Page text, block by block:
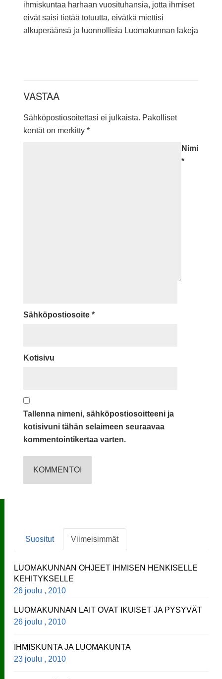
ihmiskuntaa harhaan vuosituhansia, jotta ihmiset
eivät saisi tietää totuutta, eivätkä miettisi
alkuperäänsä ja luonnollisia Luomakunnan lakeja
VASTAA
Sähköpostiosoitettasi ei julkaista. Pakolliset
kentät on merkitty *
Nimi
*
Sähköpostiosoite *
Kotisivu
Tallenna nimeni, sähköpostiosoitteeni ja
kotisivuni tähän selaimeen seuraavaa
kommentointikertaa varten.
Suositut Viimeisimmät
LUOMAKUNNAN OHJEET IHMISEN HENKISELLE
KEHITYKSELLE
26 joulu , 2010
LUOMAKUNNAN LAIT OVAT IKUISET JA PYSYVÄT
26 joulu , 2010
IHMISKUNTA JA LUOMAKUNTA
23 joulu , 2010